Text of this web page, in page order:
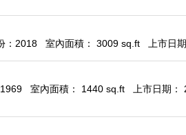
：2018 室內面積： 3009 sq.ft 上市日
室內面積： 1440 sq.ft 上市日期